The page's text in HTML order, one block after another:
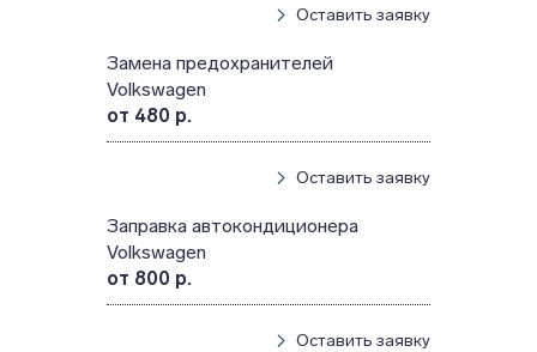
Оставить заявку
Замена предохранителей
Volkswagen
от 480 р.
Оставить заявку
Заправка автокондиционера
Volkswagen
от 800 р.
Оставить заявку